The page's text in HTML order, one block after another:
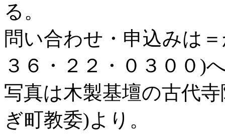
る。
問い合わせ・申込みは
３６・２２・０３００)
写真は木製基壇の古代
ぎ町教委)より。